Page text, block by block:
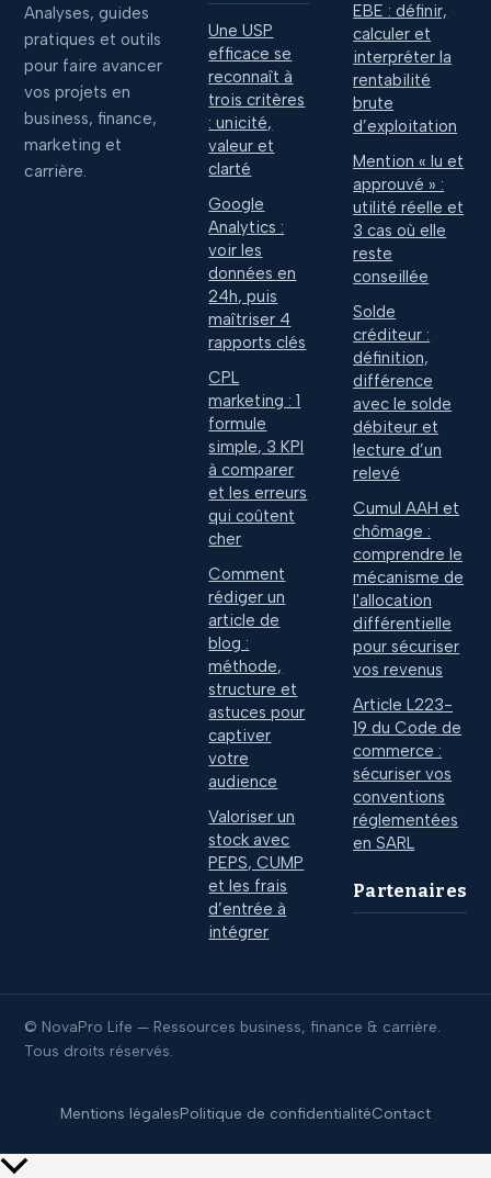
Analyses, guides
pratiques et outils
pour faire avancer
vos projets en
business, finance,
marketing et
carrière.
Une USP
efficace se
reconnaît à
trois critères
: unicité,
valeur et
clarté
Google
Analytics :
voir les
données en
24h, puis
maîtriser 4
rapports clés
CPL
marketing : 1
formule
simple, 3 KPI
à comparer
et les erreurs
qui coûtent
cher
Comment
rédiger un
article de
blog :
méthode,
structure et
astuces pour
captiver
votre
audience
Valoriser un
stock avec
PEPS, CUMP
et les frais
d’entrée à
intégrer
EBE : définir,
calculer et
interpréter la
rentabilité
brute
d’exploitation
Mention « lu et
approuvé » :
utilité réelle et
3 cas où elle
reste
conseillée
Solde
créditeur :
définition,
différence
avec le solde
débiteur et
lecture d’un
relevé
Cumul AAH et
chômage :
comprendre le
mécanisme de
l'allocation
différentielle
pour sécuriser
vos revenus
Article L223-
19 du Code de
commerce :
sécuriser vos
conventions
réglementées
en SARL
Partenaires
© NovaPro Life — Ressources business, finance & carrière.
Tous droits réservés.
Mentions légalesPolitique de confidentialitéContact